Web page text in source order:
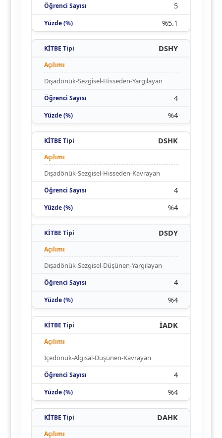
5
%5.1
DSHY
Dışadönük-Sezgisel-Hisseden-Yargılayan
4
%4
DSHK
Dışadönük-Sezgisel-Hisseden-Kavrayan
4
%4
DSDY
Dışadönük-Sezgisel-Düşünen-Yargılayan
4
%4
İADK
İçedönük-Algısal-Düşünen-Kavrayan
4
%4
DAHK